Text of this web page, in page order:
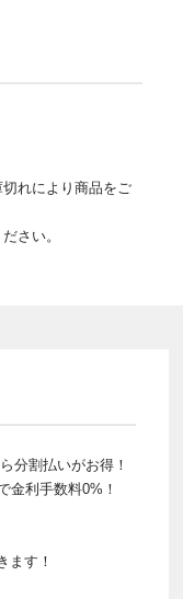
れにより商品をご
さい。
分割払いがお得！
金利手数料0%！
ます！